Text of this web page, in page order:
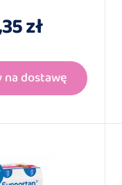
zł
na dostawę